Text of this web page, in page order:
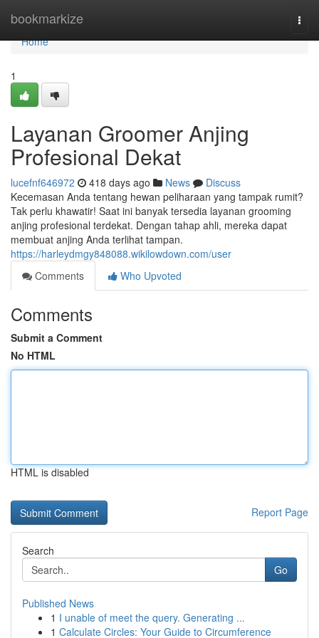
bookmarkize
Home
Home
1
Layanan Groomer Anjing
Profesional Dekat
lucefnf646972 418 days ago News
Discuss
Kecemasan Anda tentang hewan peliharaan yang tampak rumit?
Tak perlu khawatir! Saat ini banyak tersedia layanan grooming
anjing profesional terdekat. Dengan tahap ahli, mereka dapat
membuat anjing Anda terlihat tampan.
https://harleydmgy848088.wikilowdown.com/user
Comments
Who Upvoted
Comments
Submit a Comment
No HTML
HTML is disabled
Report Page
Search
Go
Published News
1 I unable of meet the query. Generating ...
1 Calculate Circles: Your Guide to Circumference